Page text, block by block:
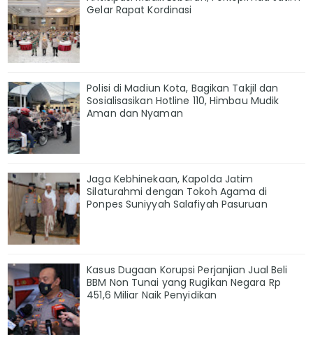
Gelar Rapat Kordinasi
Polisi di Madiun Kota, Bagikan Takjil dan
Sosialisasikan Hotline 110, Himbau Mudik
Aman dan Nyaman
Jaga Kebhinekaan, Kapolda Jatim
Silaturahmi dengan Tokoh Agama di
Ponpes Suniyyah Salafiyah Pasuruan
Kasus Dugaan Korupsi Perjanjian Jual Beli
BBM Non Tunai yang Rugikan Negara Rp
451,6 Miliar Naik Penyidikan